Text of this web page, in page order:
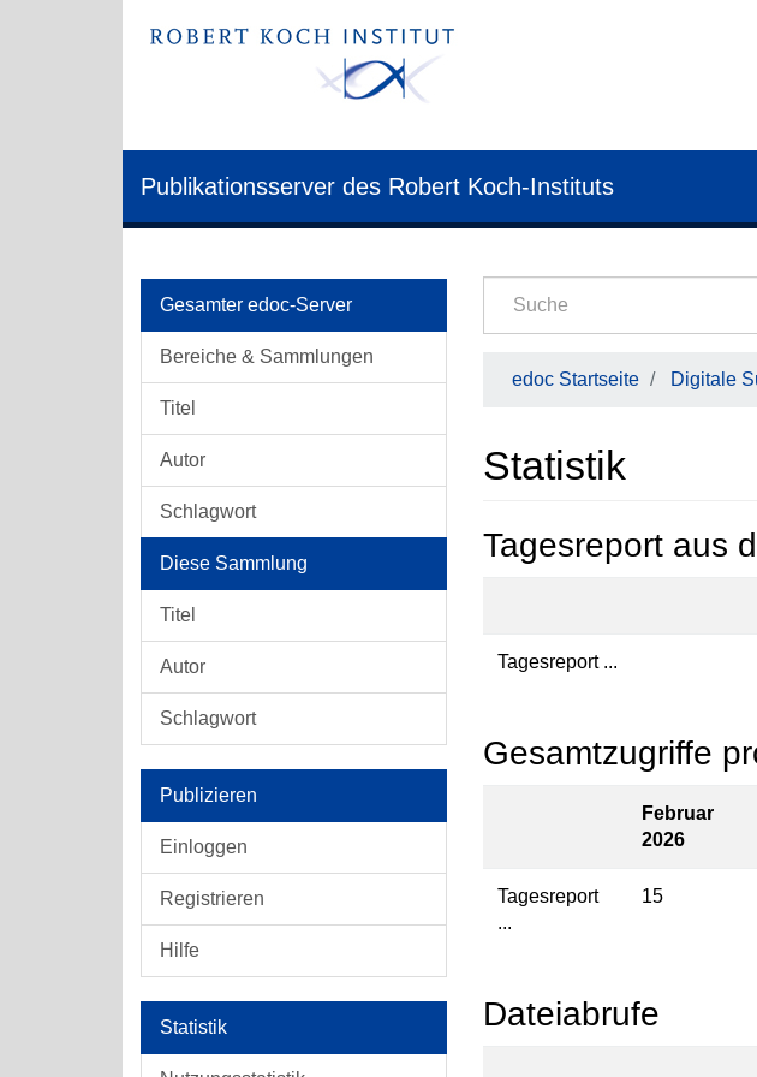
Publikationsserver des Robert Koch-Instituts
Gesamter edoc-Server
Bereiche & Sammlungen
Titel
Autor
Schlagwort
Diese Sammlung
Titel
Autor
Schlagwort
Publizieren
Einloggen
Registrieren
Hilfe
Statistik
edoc Startseite Digitale
Statistik
Tagesreport aus
Tagesreport ...
Gesamtzugriffe
Februar
2026
Tagesreport
...
15
Dateiabrufe